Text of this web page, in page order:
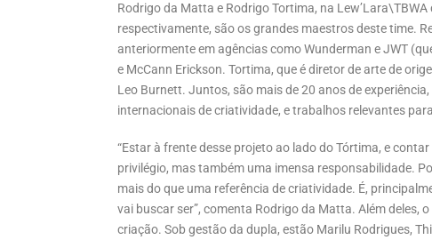
Rodrigo da Matta e Rodrigo Tortima, na
respectivamente, são os grandes maestros deste time.
anteriormente em agências como Wunderman e JWT
e McCann Erickson. Tortima, que é diretor de arte de
Leo Burnett. Juntos, são mais de 20 anos de
internacionais de criatividade, e trabalhos relevantes
“Estar à frente desse projeto ao lado do Tórtima, e
privilégio, mas também uma imensa responsabilidade.
mais do que uma referência de criatividade. É,
vai buscar ser”, comenta Rodrigo da Matta. Além deles,
criação. Sob gestão da dupla, estão Marilu Rodrigues,